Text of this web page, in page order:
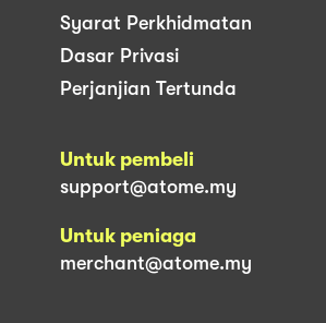
Syarat Perkhidmatan
Dasar Privasi
Perjanjian Tertunda
Untuk pembeli
support@atome.my
Untuk peniaga
merchant@atome.my